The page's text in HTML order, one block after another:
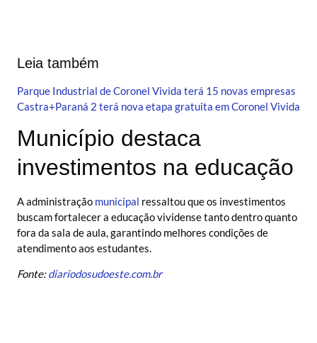
Leia também
Parque Industrial de Coronel Vivida terá 15 novas empresas
Castra+Paraná 2 terá nova etapa gratuita em Coronel Vivida
Município destaca
investimentos na educação
A administração municipal ressaltou que os investimentos
buscam fortalecer a educação vividense tanto dentro quanto
fora da sala de aula, garantindo melhores condições de
atendimento aos estudantes.
Fonte:diariodosudoeste.com.br